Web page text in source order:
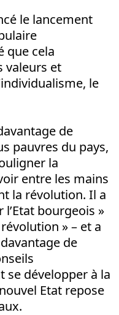
le lancement
que cela
valeurs et
le
de
pauvres du pays,
la
entre les mains
la révolution. Il a
bourgeois »
» – et a
de
se développer à la
Etat repose